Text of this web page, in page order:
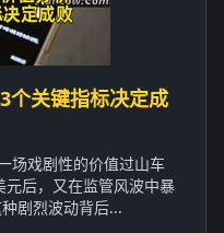
个关键指标决定成
场戏剧性的价值过山车
后，又在监管风波中暴
剧烈波动背后...